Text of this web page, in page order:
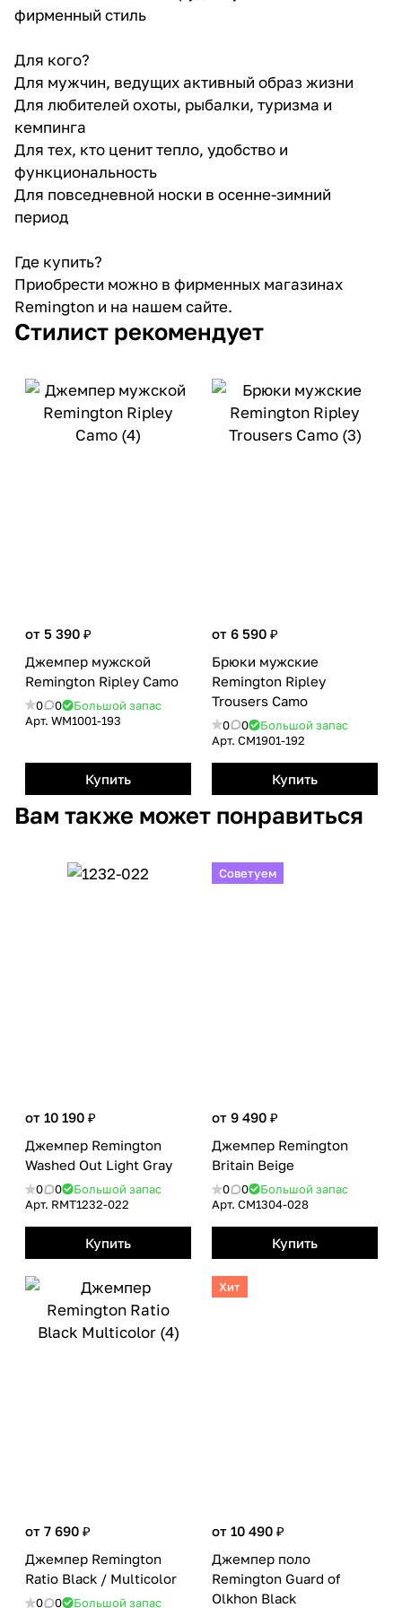
фирменный стиль
Для кого?
Для мужчин, ведущих активный образ жизни
Для любителей охоты, рыбалки, туризма и
кемпинга
Для тех, кто ценит тепло, удобство и
функциональность
Для повседневной носки в осенне-зимний
период
Где купить?
Приобрести можно в фирменных магазинах
Remington и на нашем сайте.
Стилист рекомендует
от 5 390 ₽
Джемпер мужской
Remington Ripley Camo
0 0
Большой запас
Арт. WM1001-193
Купить
от 6 590 ₽
Брюки мужские
Remington Ripley
Trousers Camo
0 0
Большой запас
Арт. СМ1901-192
Купить
Вам также может понравиться
от 10 190 ₽
Джемпер Remington
Washed Out Light Gray
0 0
Большой запас
Арт. RMТ1232-022
Купить
Советуем
от 9 490 ₽
Джемпер Remington
Britain Beige
0 0
Большой запас
Арт. CM1304-028
Купить
от 7 690 ₽
Джемпер Remington
Ratio Black / Multicolor
0 0
Большой запас
Хит
от 10 490 ₽
Джемпер поло
Remington Guard of
Olkhon Black